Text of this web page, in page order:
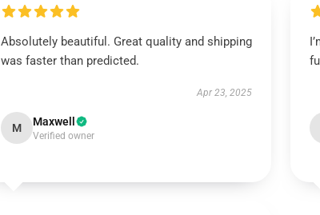
Absolutely beautiful. Great quality and shipping
was faster than predicted.
Apr 23, 2025
M Maxwell
Verified owner